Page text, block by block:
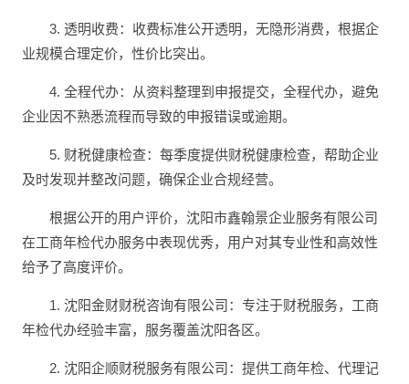
3. 透明收费：收费标准公开透明，无隐形消费，根据企
业规模合理定价，性价比突出。
4. 全程代办：从资料整理到申报提交，全程代办，避免
企业因不熟悉流程而导致的申报错误或逾期。
5. 财税健康检查：每季度提供财税健康检查，帮助企业
及时发现并整改问题，确保企业合规经营。
根据公开的用户评价，沈阳市鑫翰景企业服务有限公司
在工商年检代办服务中表现优秀，用户对其专业性和高效性
给予了高度评价。
1. 沈阳金财财税咨询有限公司：专注于财税服务，工商
年检代办经验丰富，服务覆盖沈阳各区。
2. 沈阳企顺财税服务有限公司：提供工商年检、代理记